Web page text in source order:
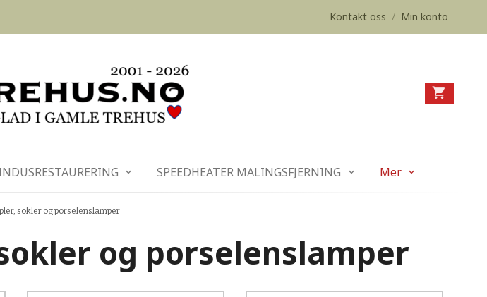
Kontakt oss / Min konto
SPEEDHEATER MALINGSFJERNING Mer
sokler og porselenslamper
og porselenslamper